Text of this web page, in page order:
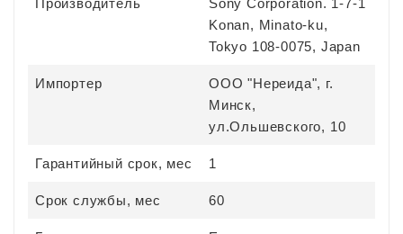
Konan, Minato-ku,
Tokyo 108-0075, Japan
Импортер
ООО "Нереида", г.
Минск,
ул.Ольшевского, 10
Гарантийный срок, мес 1
Срок службы, мес 60